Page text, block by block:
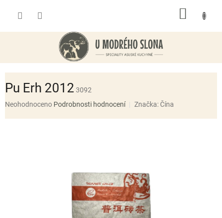
Pu Erh 2012 3092
Průměrné
Neohodnoceno Podrobnosti hodnocení Značka: Čína